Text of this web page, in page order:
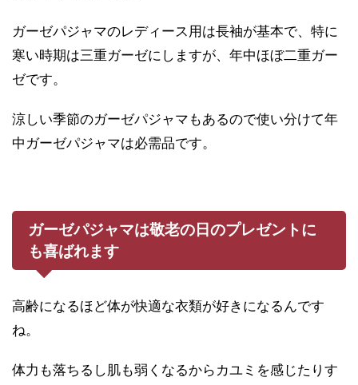
ガーゼパジャマのレディース用は長袖が基本で、特に
寒い時期は三重ガーゼにしますが、年中ほぼ二重ガー
ゼです。
涼しい季節のガーゼパジャマもあるので使い分けて年
中ガーゼパジャマは必需品です。
ガーゼパジャマは敬老の日のプレゼントに
も喜ばれます
高齢になるほど体が快適な衣類が好きになるんです
ね。
体力も落ちるし肌も弱くなるからカユミを感じたりす